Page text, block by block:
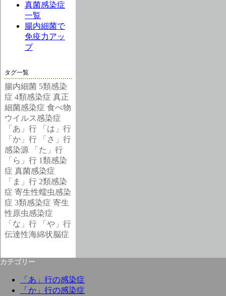
真菌感染症
一覧
腸内細菌で
免疫力アッ
プ
タグ一覧
腸内細菌 5類感染
症 4類感染症 真正
細菌感染症 食べ物
ウイルス感染症
「あ」行
「は」行
「か」行
「さ」行
感染源
「た」行
「ら」行 1類感染
症 真菌感染症
「ま」行 2類感染
症 寄生性蠕虫感染
症 3類感染症 寄生
性原虫感染症
「な」行
「や」行
伝達性海綿状脳症
カテゴリー
「あ」行の感染症
「か」行の感染症